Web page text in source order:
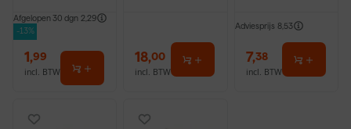
Afgelopen 30 dgn 2,29
-13%
1,99
incl. BTW
18,00
incl. BTW
Adviesprijs 8,53
7,38
incl. BTW